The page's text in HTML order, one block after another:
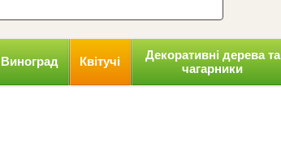
Виноград Квітучі
Декоративні дерева та
чагарники